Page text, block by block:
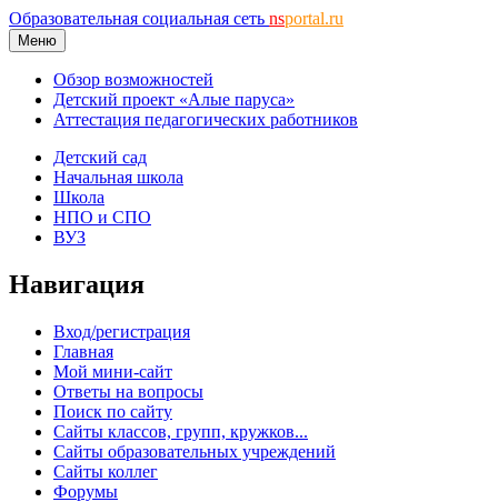
Образовательная социальная сеть nsportal.ru
Меню
Обзор возможностей
Детский проект «Алые паруса»
Аттестация педагогических работников
Детский сад
Начальная школа
Школа
НПО и СПО
ВУЗ
Навигация
Вход/регистрация
Главная
Мой мини-сайт
Ответы на вопросы
Поиск по сайту
Сайты классов, групп, кружков...
Сайты образовательных учреждений
Сайты коллег
Форумы